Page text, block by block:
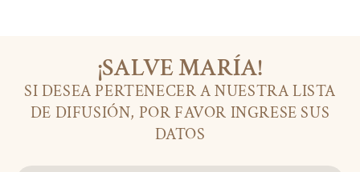
¡SALVE MARÍA!
SI DESEA PERTENECER A NUESTRA LISTA
DE DIFUSIÓN, POR FAVOR INGRESE SUS
DATOS